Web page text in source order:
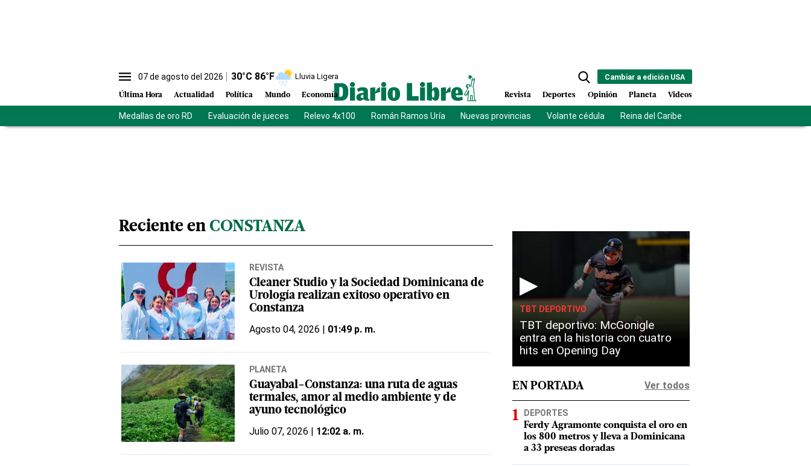
07 de agosto del 2026 30°C 86°F Lluvia Ligera
Última Hora Actualidad Política Mundo Economía
Cambiar a edición USA
Revista Deportes Opinión Planeta Videos
Medallas de oro RD Evaluación de jueces Relevo 4x100 Román Ramos Uría Nuevas provincias Volante cédula Reina del Caribe
Reciente en CONSTANZA
REVISTA
Cleaner Studio y la Sociedad Dominicana de
Urología realizan exitoso operativo en
Constanza
Agosto 04, 2026 | 01:49 p. m.
PLANETA
Guayabal-Constanza: una ruta de aguas
termales, amor al medio ambiente y de
ayuno tecnológico
Julio 07, 2026 | 12:02 a. m.
▶
TBT DEPORTIVO
TBT deportivo: McGonigle
entra en la historia con cuatro
hits en Opening Day
EN PORTADA Ver todos
DEPORTES
Ferdy Agramonte conquista el oro en
los 800 metros y lleva a Dominicana
a 33 preseas doradas